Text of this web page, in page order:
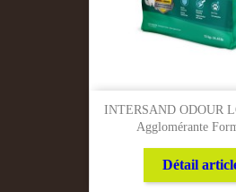
INTERSAND ODOUR
Agglomérante
Détail